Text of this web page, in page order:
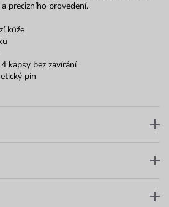
precizního provedení.
kůže
kapsy bez zavírání
pin